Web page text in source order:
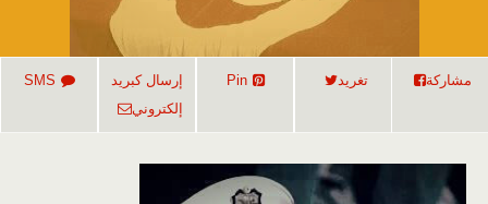
مشاركة تغريد Pin
إرسال كبريد
إلكتروني
SMS